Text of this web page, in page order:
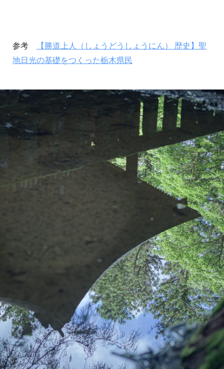
参考
【勝道上人（しょうどうしょうにん） 歴史】聖
地日光の基礎をつくった栃木県民